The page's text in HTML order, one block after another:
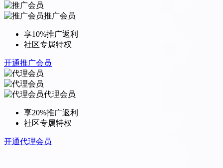
推广会员
享10%推广返利
社区专属特权
开通推广会员
代理会员
享20%推广返利
社区专属特权
开通代理会员